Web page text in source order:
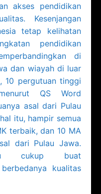
akses pendidikan
Kesenjangan
tetap kelihatan
pendidikan
di
dan wiayah di luar
10 pergutuan tinggi
QS Word
asal dari Pulau
itu, hampir semua
terbaik, dan 10 MA
dari Pulau Jawa.
cukup buat
kualitas